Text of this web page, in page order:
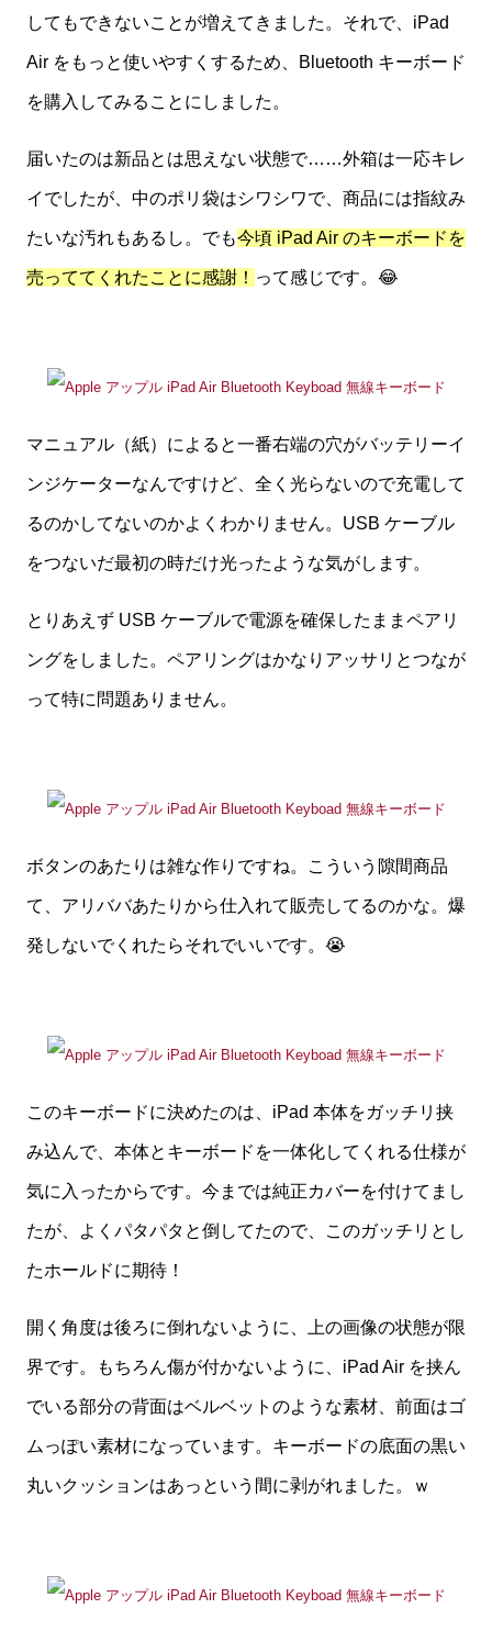
してもできないことが増えてきました。それで、iPad
Air をもっと使いやすくするため、Bluetooth キーボード
を購入してみることにしました。
届いたのは新品とは思えない状態で……外箱は一応キレ
イでしたが、中のポリ袋はシワシワで、商品には指紋み
たいな汚れもあるし。でも今頃 iPad Air のキーボードを
売っててくれたことに感謝！ って感じです。😂
マニュアル（紙）によると一番右端の穴がバッテリーイ
ンジケーターなんですけど、全く光らないので充電して
るのかしてないのかよくわかりません。USB ケーブル
をつないだ最初の時だけ光ったような気がします。
とりあえず USB ケーブルで電源を確保したままペアリ
ングをしました。ペアリングはかなりアッサリとつなが
って特に問題ありません。
ボタンのあたりは雑な作りですね。こういう隙間商品
て、アリババあたりから仕入れて販売してるのかな。爆
発しないでくれたらそれでいいです。😭
このキーボードに決めたのは、iPad 本体をガッチリ挟
み込んで、本体とキーボードを一体化してくれる仕様が
気に入ったからです。今までは純正カバーを付けてまし
たが、よくパタパタと倒してたので、このガッチリとし
たホールドに期待！
開く角度は後ろに倒れないように、上の画像の状態が限
界です。もちろん傷が付かないように、iPad Air を挟ん
でいる部分の背面はベルベットのような素材、前面はゴ
ムっぽい素材になっています。キーボードの底面の黒い
丸いクッションはあっという間に剥がれました。ｗ